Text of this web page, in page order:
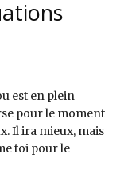
est en plein
pour le moment
Il ira mieux, mais
toi pour le